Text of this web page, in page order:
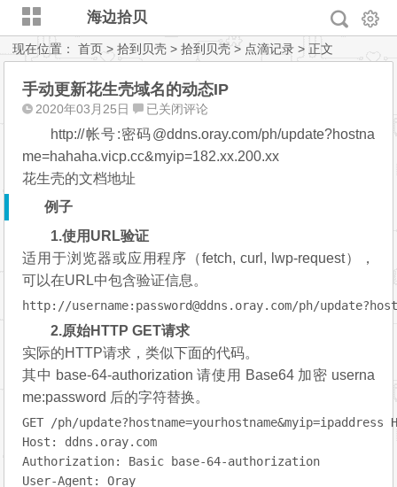
海边拾贝
现在位置：首页 >拾到贝壳 >拾到贝壳 > 点滴记录 > 正文
手动更新花生壳域名的动态IP
2020年03月25日
手
动
域
名
的
动
态
已关闭评论
http://帐号:密码@ddns.oray.com/ph/update?hostna
me=hahaha.vicp.cc&myip=182.xx.200.xx
花生壳的文档地址
例子
1.使用URL验证
适用于浏览器或应用程序（fetch, curl, lwp-request），
可以在URL中包含验证信息。
2.原始HTTP GET请求
实际的HTTP请求，类似下面的代码。
其中 base-64-authorization 请使用 Base64 加密 userna
me:password 后的字符替换。
GET /ph/update?hostname=yourhostname&myip=ipaddress
Host: ddns.oray.com
Authorization: Basic base-64-authorization